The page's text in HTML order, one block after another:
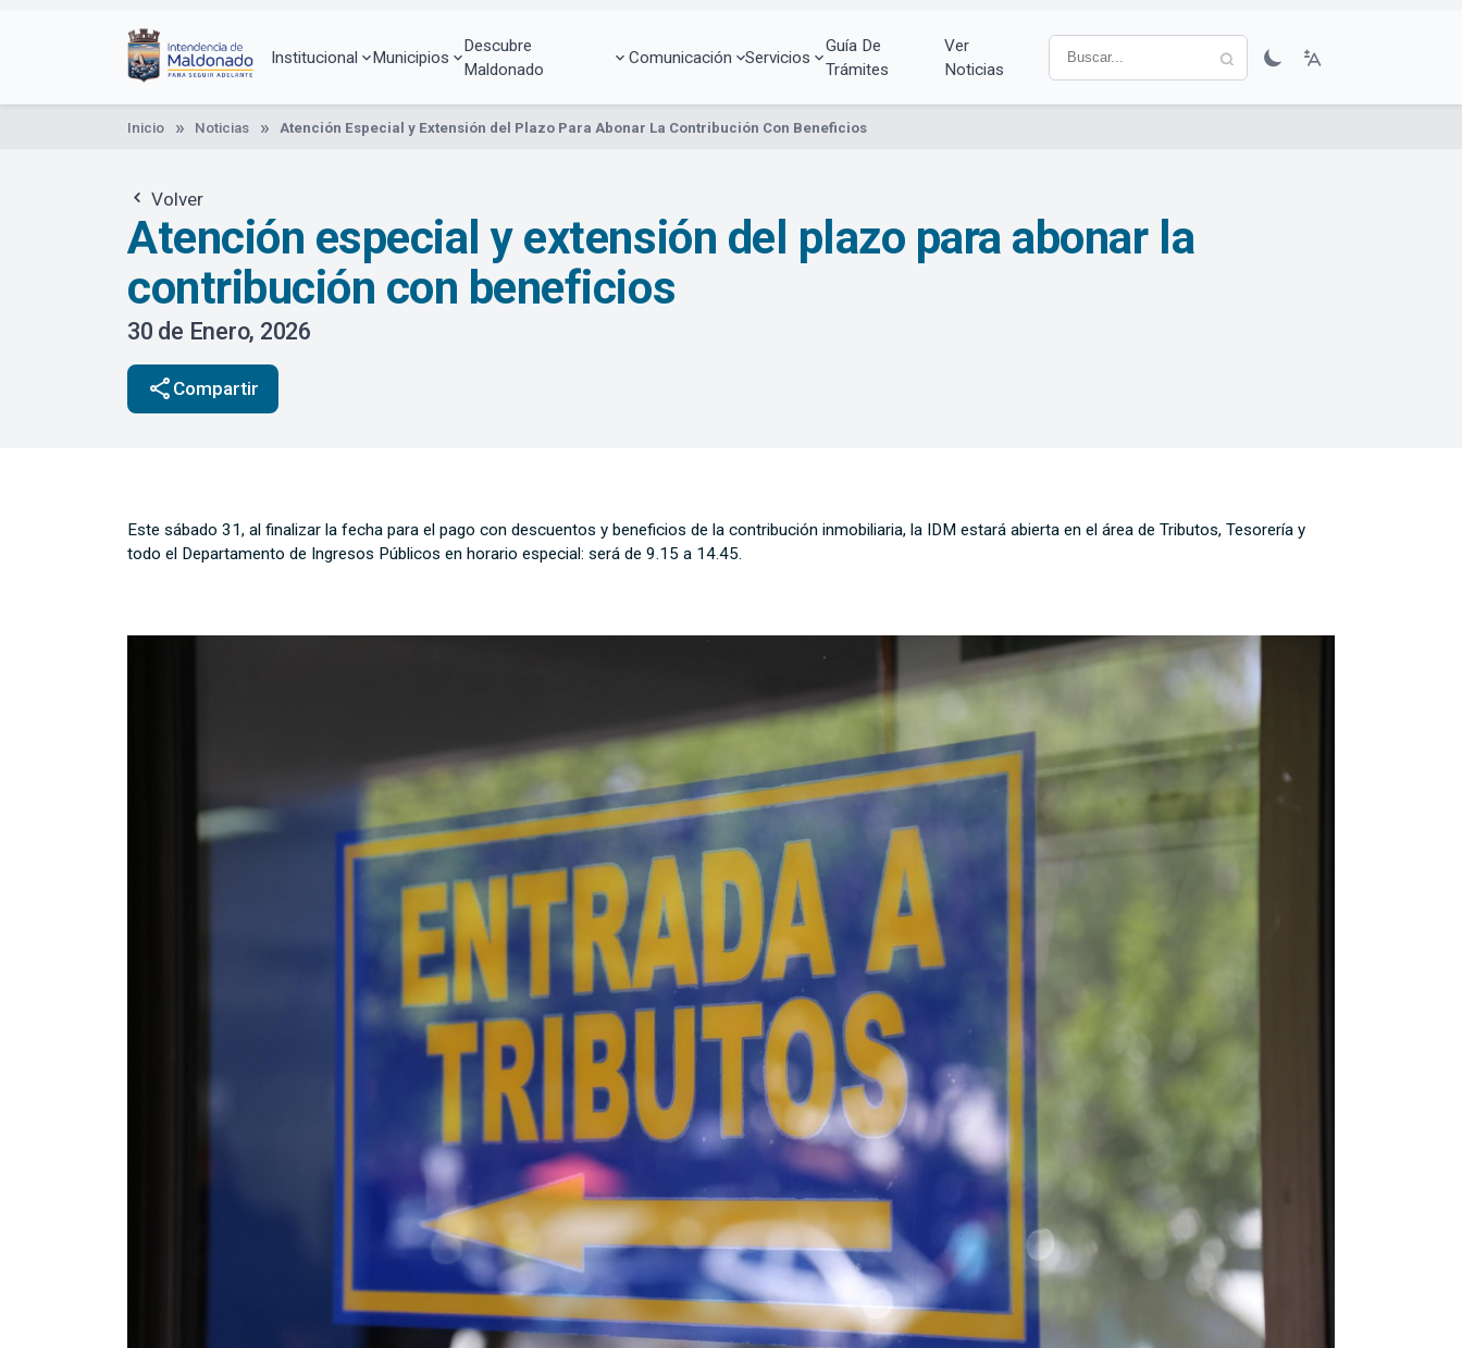
Institucional Municipios
Descubre
Maldonado
Comunicación Servicios
Guía De
Trámites
Ver
Noticias
Inicio Noticias Atención Especial y Extensión del Plazo Para Abonar La Contribución Con Beneficios
Volver
Atención especial y extensión del plazo para abonar la
contribución con beneficios
30 de Enero, 2026
share Compartir
Este sábado 31, al finalizar la fecha para el pago con descuentos y beneficios de la contribución inmobiliaria, la IDM estará abierta en el área de Tributos, Tesorería y
todo el Departamento de Ingresos Públicos en horario especial: será de 9.15 a 14.45.